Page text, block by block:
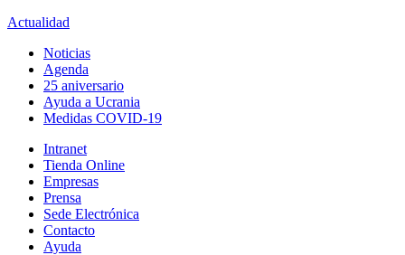
Actualidad
Noticias
Agenda
25 aniversario
Ayuda a Ucrania
Medidas COVID-19
Intranet
Tienda Online
Empresas
Prensa
Sede Electrónica
Contacto
Ayuda